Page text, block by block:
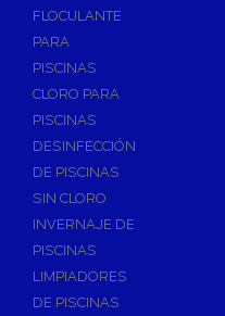
FLOCULANTE
PARA
PISCINAS
CLORO PARA
PISCINAS
DESINFECCIÓN
DE PISCINAS
SIN CLORO
INVERNAJE DE
PISCINAS
LIMPIADORES
DE PISCINAS